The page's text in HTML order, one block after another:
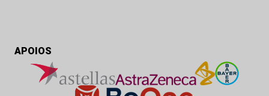
APOIOS